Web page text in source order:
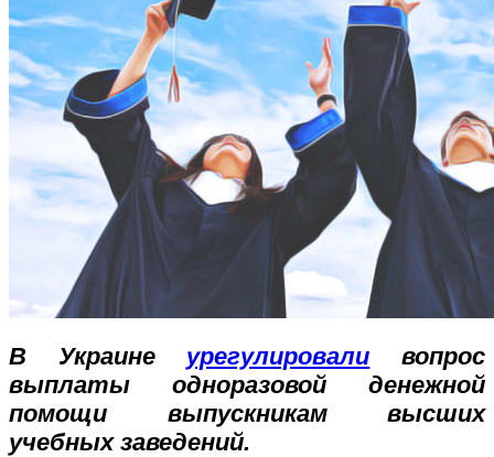
В Украине урегулировали вопрос
выплаты одноразовой денежной
помощи выпускникам высших
учебных заведений.